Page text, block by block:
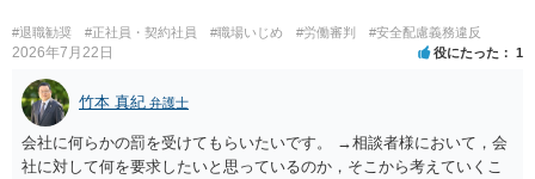
#退職勧奨 #正社員・契約社員 #職場いじめ #労働審判 #安全配慮義務違反
2026年7月22日 役にたった 1
竹本 真紀 弁護士
会社に何らかの罰を受けてもらいたいです。 →相談者様において，会
社に対して何を要求したいと思っているのか，そこから考えていくこ